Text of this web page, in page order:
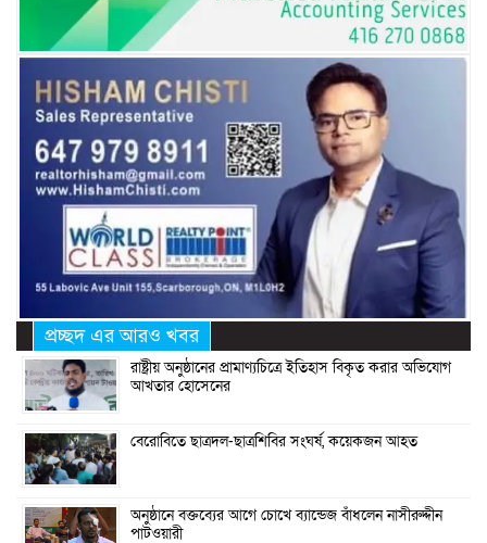
প্রচ্ছদ এর আরও খবর
রাষ্ট্রীয় অনুষ্ঠানের প্রামাণ্যচিত্রে ইতিহাস বিকৃত করার অভিযোগ
আখতার হোসেনের
বেরোবিতে ছাত্রদল-ছাত্রশিবির সংঘর্ষ, কয়েকজন আহত
অনুষ্ঠানে বক্তব্যের আগে চোখে ব্যান্ডেজ বাঁধলেন নাসীরুদ্দীন
পাটওয়ারী